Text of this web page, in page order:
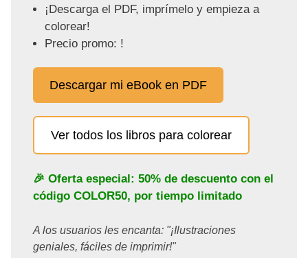
¡Descarga el PDF, imprímelo y empieza a
colorear!
Precio promo: !
Descargar mi eBook en PDF
Ver todos los libros para colorear
🎉 Oferta especial: 50% de descuento con el
código COLOR50, por tiempo limitado
A los usuarios les encanta: "¡Ilustraciones
geniales, fáciles de imprimir!"